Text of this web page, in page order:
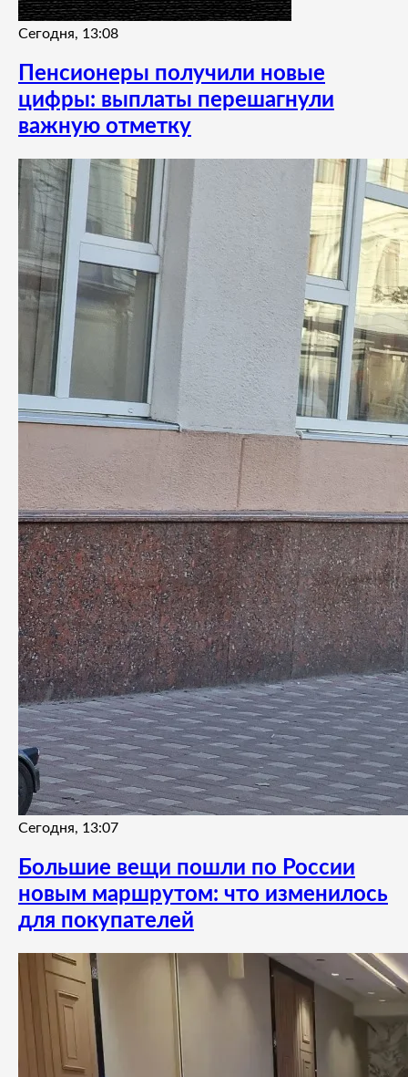
Сегодня, 13:08
Пенсионеры получили новые
цифры: выплаты перешагнули
важную отметку
Сегодня, 13:07
Большие вещи пошли по России
новым маршрутом: что изменилось
для покупателей